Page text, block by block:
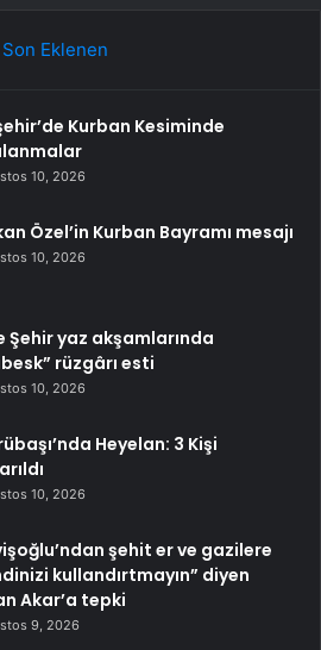
Son Eklenen
Kurban Kesiminde
10, 2026
Özel’in Kurban Bayramı mesajı
10, 2026
Şehir yaz akşamlarında
rüzgârı esti
10, 2026
Heyelan: 3 Kişi
10, 2026
şehit er ve gazilere
kullandırtmayın” diyen
Akar’a tepki
9, 2026